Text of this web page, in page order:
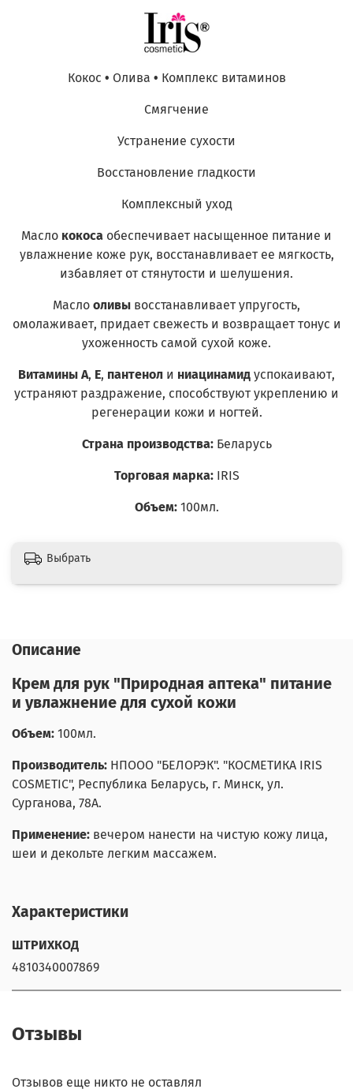
Кокос • Олива • Комплекс витаминов
Смягчение
Устранение сухости
Восстановление гладкости
Комплексный уход
Масло кокоса обеспечивает насыщенное питание и
увлажнение коже рук, восстанавливает ее мягкость,
избавляет от стянутости и шелушения.
Масло оливы восстанавливает упругость,
омолаживает, придает свежесть и возвращает тонус и
ухоженность самой сухой коже.
Витамины А, Е, пантенол и ниацинамид успокаивают,
устраняют раздражение, способствуют укреплению и
регенерации кожи и ногтей.
Страна производства: Беларусь
Торговая марка:IRIS
Объем: 100мл.
Выбрать
Описание
Крем для рук "Природная аптека" питание
и увлажнение для сухой кожи
Объем: 100мл.
Производитель: НПООО "БЕЛОРЭК". "КОСМЕТИКА IRIS
COSMETIC", Республика Беларусь, г. Минск, ул.
Сурганова, 78А.
Применение: вечером нанести на чистую кожу лица,
шеи и декольте легким массажем.
Характеристики
ШТРИХКОД
4810340007869
Отзывы
Отзывов еще никто не оставлял